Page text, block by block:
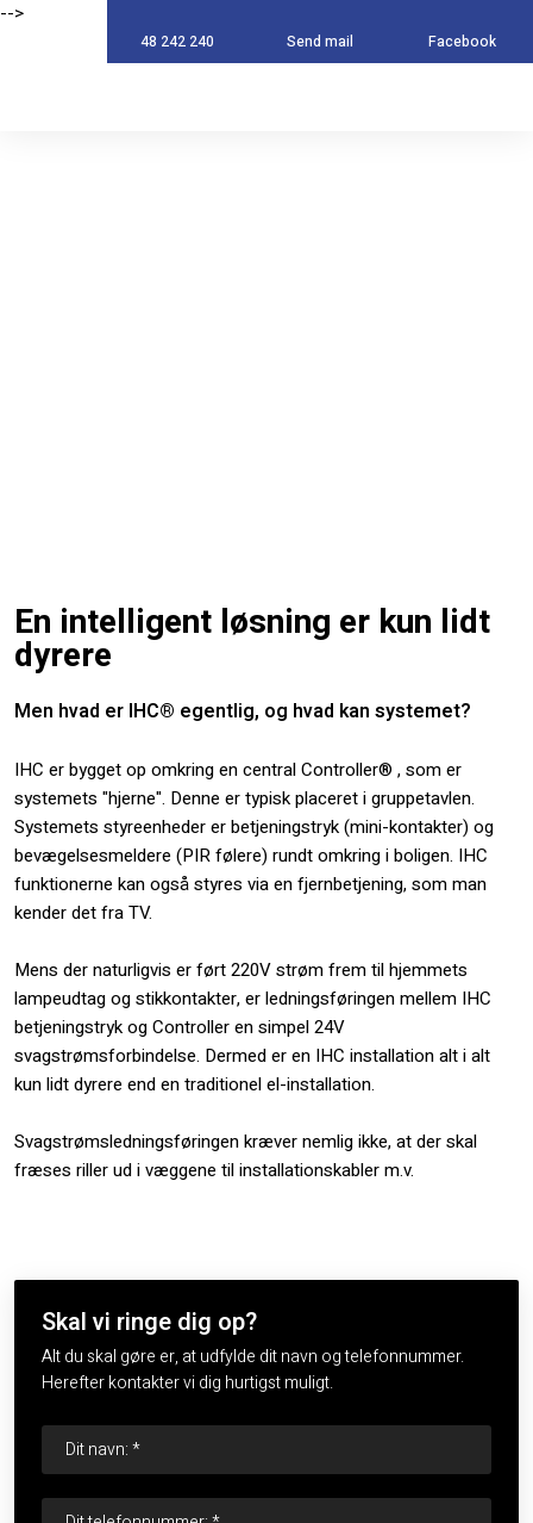
-->
48 242 240 Send mail Facebook
​En intelligent løsning er kun lidt
dyrere
Men hvad er IHC® egentlig, og hvad kan systemet?
IHC er bygget op omkring en central Controller® , som er
systemets "hjerne". Denne er typisk placeret i gruppetavlen.
Systemets styreenheder er betjeningstryk (mini-kontakter) og
bevægelsesmeldere (PIR følere) rundt omkring i boligen. IHC
funktionerne kan også styres via en fjernbetjening, som man
kender det fra TV.
Mens der naturligvis er ført 220V strøm frem til hjemmets
lampeudtag og stikkontakter, er ledningsføringen mellem IHC
betjeningstryk og Controller en simpel 24V
svagstrømsforbindelse. Dermed er en IHC installation alt i alt
kun lidt dyrere end en traditionel el-installation.
Svagstrømsledningsføringen kræver nemlig ikke, at der skal
fræses riller ud i væggene til installationskabler m.v.
Skal vi ringe dig op?
Alt du skal gøre er, at udfylde dit navn og telefonnummer.
Herefter kontakter vi dig hurtigst muligt.